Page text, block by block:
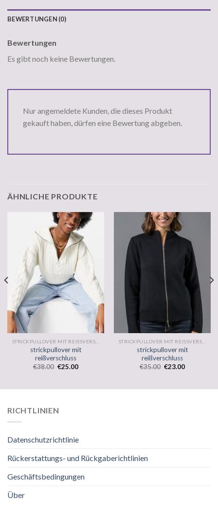
BEWERTUNGEN (0)
Bewertungen
Es gibt noch keine Bewertungen.
Nur angemeldete Kunden, die dieses Produkt
gekauft haben, dürfen eine Bewertung abgeben.
ÄHNLICHE PRODUKTE
strickpullover mit
reißverschluss
€38.00 €25.00
strickpullover mit
reißverschluss
€35.00 €23.00
RICHTLINIEN
Datenschutzrichtlinie
Rückerstattungs- und Rückgaberichtlinien
Geschäftsbedingungen
Über